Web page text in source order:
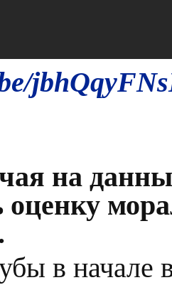
на
оценку
в начале